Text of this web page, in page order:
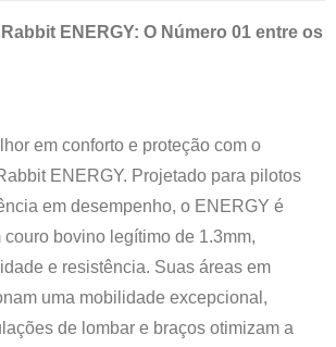
ENERGY: O Número 01 entre os
em conforto e proteção com o
ENERGY. Projetado para pilotos
em desempenho, o ENERGY é
bovino legítimo de 1.3mm,
e resistência. Suas áreas em
uma mobilidade excepcional,
de lombar e braços otimizam a